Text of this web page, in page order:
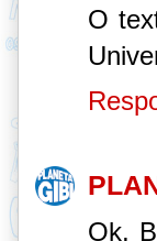
O
Ok,